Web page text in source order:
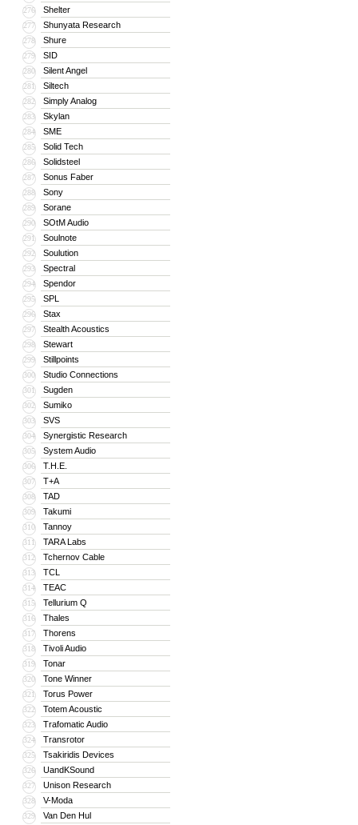
276 Shelter
277 Shunyata Research
278 Shure
279 SID
280 Silent Angel
281 Siltech
282 Simply Analog
283 Skylan
284 SME
285 Solid Tech
286 Solidsteel
287 Sonus Faber
288 Sony
289 Sorane
290 SOtM Audio
291 Soulnote
292 Soulution
293 Spectral
294 Spendor
295 SPL
296 Stax
297 Stealth Acoustics
298 Stewart
299 Stillpoints
300 Studio Connections
301 Sugden
302 Sumiko
303 SVS
304 Synergistic Research
305 System Audio
306 T.H.E.
307 T+A
308 TAD
309 Takumi
310 Tannoy
311 TARA Labs
312 Tchernov Cable
313 TCL
314 TEAC
315 Tellurium Q
316 Thales
317 Thorens
318 Tivoli Audio
319 Tonar
320 Tone Winner
321 Torus Power
322 Totem Acoustic
323 Trafomatic Audio
324 Transrotor
325 Tsakiridis Devices
326 UandKSound
327 Unison Research
328 V-Moda
329 Van Den Hul